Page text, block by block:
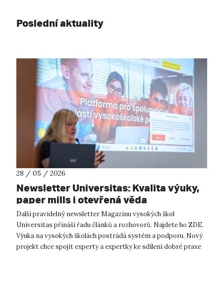
Poslední aktuality
28 / 05 / 2026
Newsletter Universitas: Kvalita výuky,
paper mills i otevřená věda
Další pravidelný newsletter Magazínu vysokých škol
Universitas přináší řadu článků a rozhovorů. Najdete ho ZDE.
Výuka na vysokých školách postrádá systém a podporu. Nový
projekt chce spojit experty a expertky ke sdílení dobré praxe